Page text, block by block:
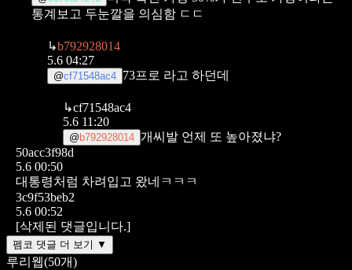
통계보고 두눈깔을 의심함 ㄷㄷ
↳b792928014
5.6 04:27
@cf71548ac4 73프로 라고 하던데
↳cf71548ac4
5.6 11:20
@ b792928014 개씨발 언제 또 높아졌냐?
50acc3f98d
5.6 00:50
대통령처럼 차려입고 왔네ㅋㅋㅋ
3c9f53beb2
5.6 00:52
[삭제된 댓글입니다.]
펨코 댓글 더 보기 ▼
루리웹(50개)